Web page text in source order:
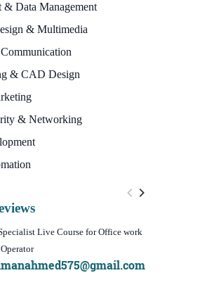
& Data Management
& Multimedia
& CAD Design
& Networking
Live Course for Office work